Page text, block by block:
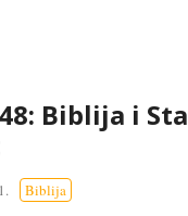
Biblija i
Biblija